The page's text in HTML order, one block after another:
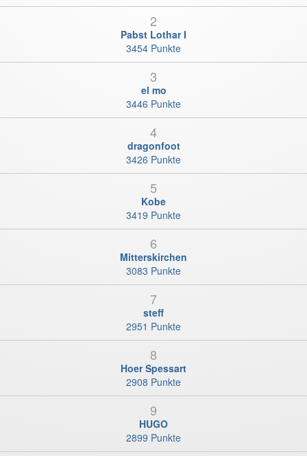
2
Pabst Lothar I
3454 Punkte
3
el mo
3446 Punkte
4
dragonfoot
3426 Punkte
5
Kobe
3419 Punkte
6
Mitterskirchen
3083 Punkte
7
steff
2951 Punkte
8
Hoer Spessart
2908 Punkte
9
HUGO
2899 Punkte